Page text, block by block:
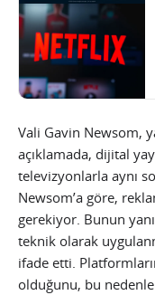
Vali Gavin Newsom,
açıklamada, dijital
televizyonlarla aynı
Newsom’a göre,
gerekiyor. Bunun
teknik olarak
ifade etti.
olduğunu, bu